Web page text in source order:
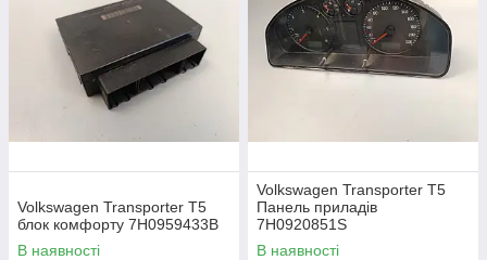
Volkswagen Transporter T5
блок комфорту 7H0959433B
В наявності
Volkswagen Transporter T5
Панель приладів
7H0920851S
В наявності